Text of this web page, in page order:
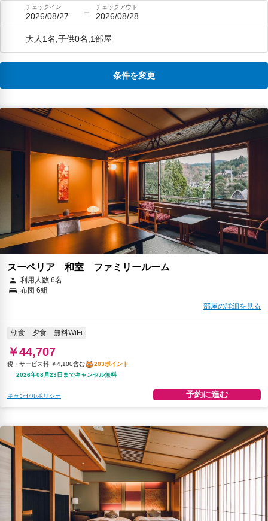
チェックイン
2026/08/27
チェックアウト
2026/08/28
大人1名,子供0名,1部屋
条件を変更
スーペリア 和室 ファミリールーム
利用人数 6名
布団 6組
部屋の詳細を見る
朝食 夕食 無料WiFi
￥44,707
税・サービス料 ￥4,100含む
203ポイント
2026年08月23日までキャンセル無料
キャンセルポリシー 予約に進む